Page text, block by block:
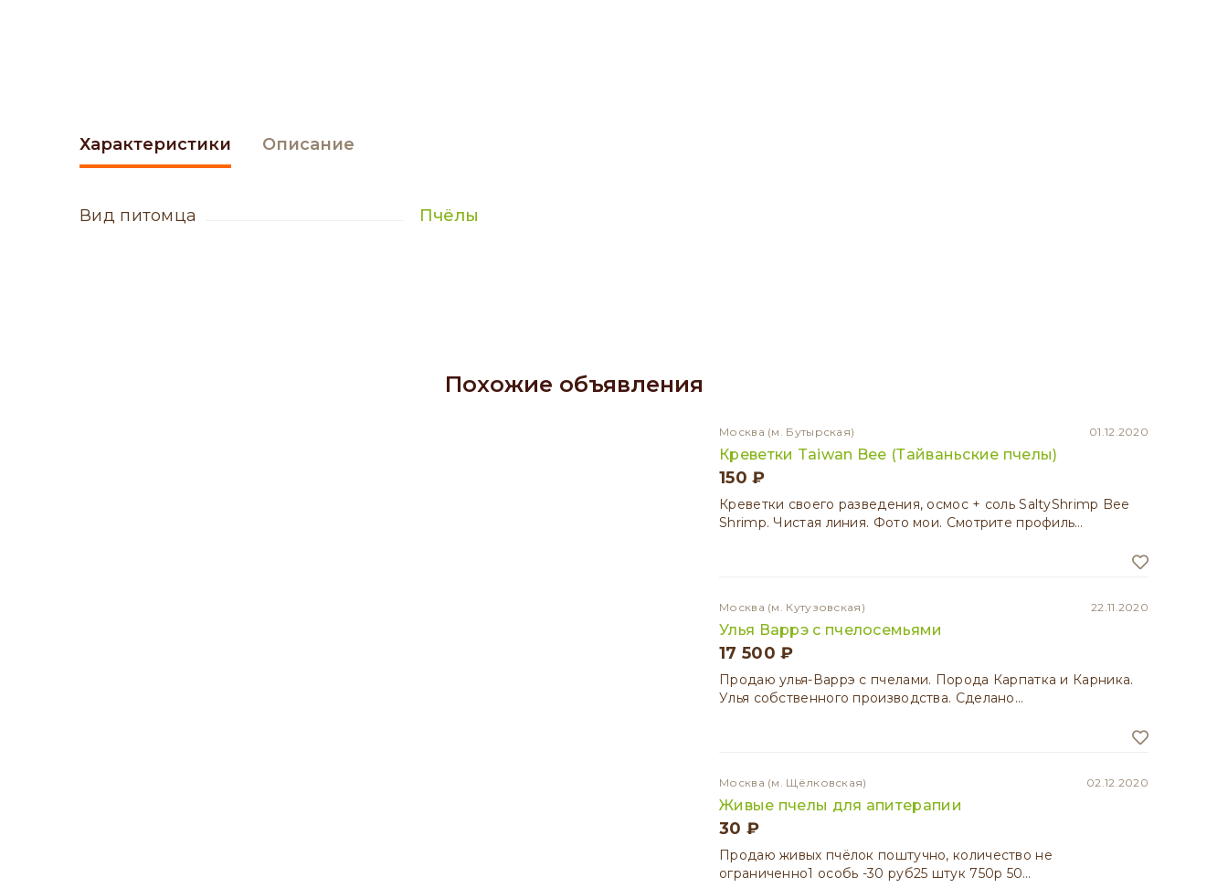
Характеристики
вид питомца Пчёлы
Описание
Похожие объявления
Москва (м. Бутырская) 01.12.2020
Креветки Taiwan Bee (Тайваньские пчелы)
150 ₽
Креветки своего разведения, осмос + соль SaltyShrimp Bee
Shrimp. Чистая линия. Фото мои. Смотрите профиль…
Москва (м. Кутузовская) 22.11.2020
Улья Варрэ с пчелосемьями
17 500 ₽
Продаю улья-Варрэ с пчелами. Порода Карпатка и Карника.
Улья собственного производства. Сделано…
Москва (м. Щёлковская) 02.12.2020
Живые пчелы для апитерапии
30 ₽
Продаю живых пчёлок поштучно, количество не
ограниченно1 особь -30 руб25 штук 750р 50…